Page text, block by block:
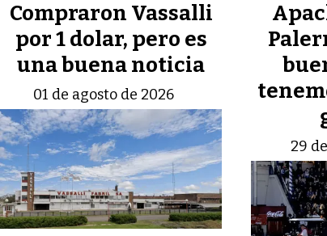
Compraron Vassalli
por 1 dolar, pero es
una buena noticia
01 de agosto de 2026
29